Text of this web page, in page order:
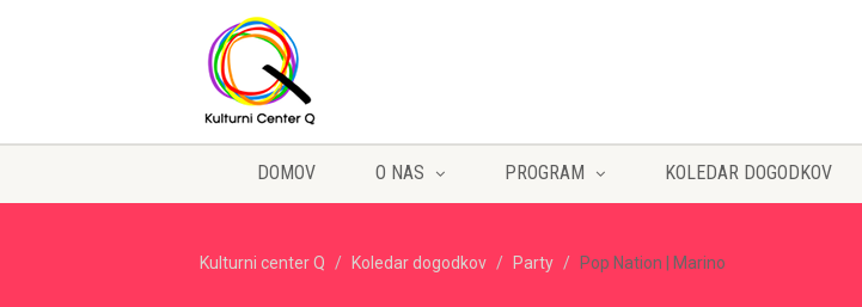
DOMOV O NAS PROGRAM KOLEDAR DOGODKOV
Kulturni center Q Koledar dogodkov Party Pop Nation | Marino